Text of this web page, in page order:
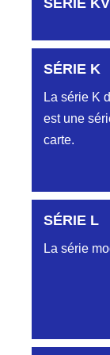
SÉRIE
Aucune
SÉRIE K
La série K
est une
carte.
Aucune
SÉRIE L
La série